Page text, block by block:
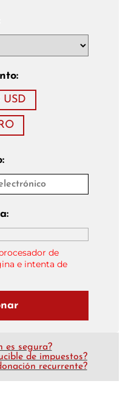
USD
de
e intenta de
es segura?
de impuestos?
recurrente?